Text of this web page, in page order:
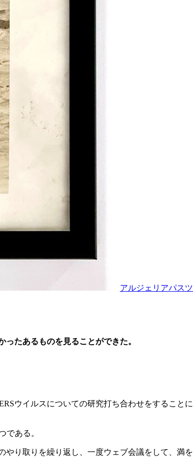
アルジェリアパスツ
たあるものを見ることができた。
ウイルスについての研究打ち合わせをすることに
である。
やり取りを繰り返し、一度ウェブ会議をして、満を